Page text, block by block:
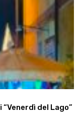
del Lago”